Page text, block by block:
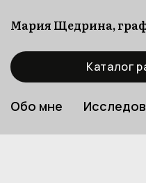
Мария Щедрина,
Каталог
Обо мне